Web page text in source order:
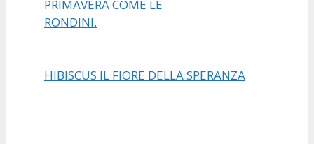
HIBISCUS IL FIORE DELLA SPERANZA